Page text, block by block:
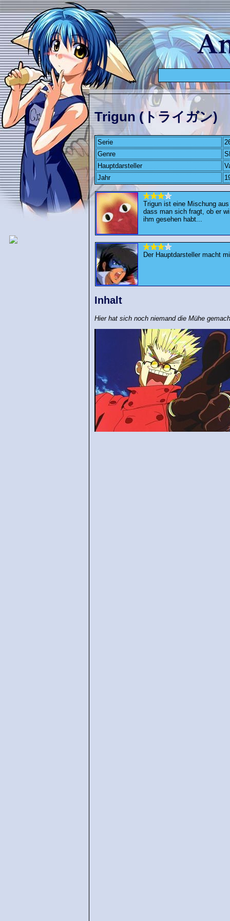
Trigun (トライガン)
Serie
Genre
Hauptdarsteller
Jahr
Trigun ist eine Mischung
dass man sich fragt, ob er
ihm gesehen habt...
Der Hauptdarsteller macht
Inhalt
Hier hat sich noch niemand die Mühe